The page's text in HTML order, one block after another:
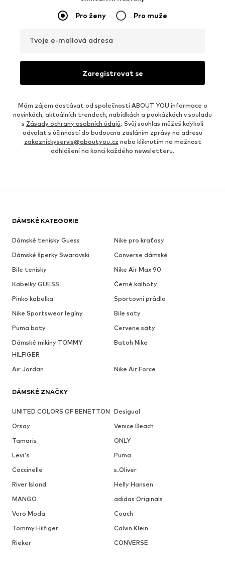
Pro ženy Pro muže
Tvoje e-mailová adresa
Zaregistrovat se
Mám zájem dostávat od společnosti ABOUT YOU informace o
novinkách, aktuálních trendech, nabídkách a poukázkách v souladu
s Zásady ochrany osobních údajů. Svůj souhlas můžeš kdykoli
odvolat s účinností do budoucna zasláním zprávy na adresu
zakaznickyservis@aboutyou.cz nebo kliknutím na možnost
odhlášení na konci každého newsletteru.
DÁMSKÉ KATEGORIE
Dámské tenisky Guess
Nike pro kraťasy
Dámské šperky Swarovski
Converse dámské
Bile tenisky
Nike Air Max 90
Kabelky GUESS
Černé kalhoty
Pinko kabelka
Sportovní prádlo
Nike Sportswear legíny
Bile saty
Puma boty
Cervene saty
Dámské mikiny TOMMY
HILFIGER
Batoh Nike
Air Jordan Nike Air Force
DÁMSKÉ ZNAČKY
UNITED COLORS OF BENETTON Desigual
Orsay
Venice Beach
Tamaris
ONLY
Levi's
Puma
Coccinelle
s.Oliver
River Island
Helly Hansen
MANGO
adidas Originals
Vero Moda
Coach
Tommy Hilfiger
Calvin Klein
Rieker
CONVERSE